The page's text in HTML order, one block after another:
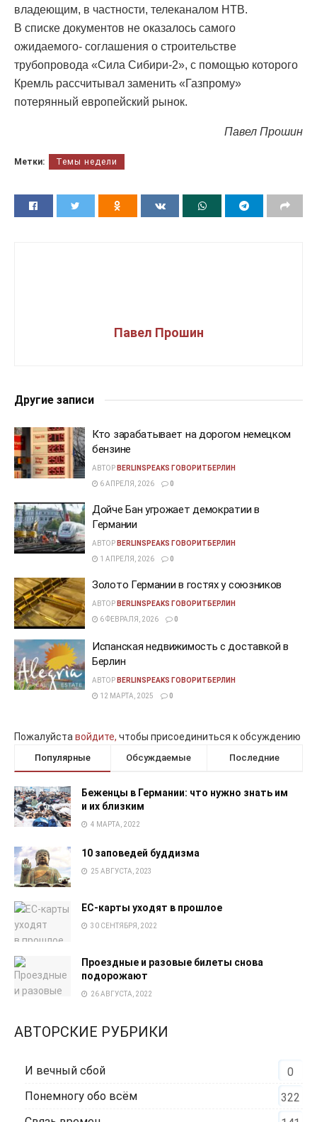
владеющим, в частности, телеканалом НТВ.
В списке документов не оказалось самого
ожидаемого- соглашения о строительстве
трубопровода «Сила Сибири-2», с помощью которого
Кремль рассчитывал заменить «Газпрому»
потерянный европейский рынок.
Павел Прошин
Метки: Темы недели
Павел Прошин
Другие записи
Кто зарабатывает на дорогом немецком
бензине
АВТОР BERLINSPEAKS ГОВОРИТБЕРЛИН
6 АПРЕЛЯ, 2026
0
Дойче Бан угрожает демократии в
Германии
АВТОР BERLINSPEAKS ГОВОРИТБЕРЛИН
1 АПРЕЛЯ, 2026
0
Золото Германии в гостях у союзников
АВТОР BERLINSPEAKS ГОВОРИТБЕРЛИН
6 ФЕВРАЛЯ, 2026
0
Испанская недвижимость с доставкой в
Берлин
АВТОР BERLINSPEAKS ГОВОРИТБЕРЛИН
12 МАРТА, 2025
0
Пожалуйста войдите, чтобы присоединиться к обсуждению
Популярные Обсуждаемые Последние
Беженцы в Германии: что нужно знать им
и их близким
4 МАРТА, 2022
10 заповедей буддизма
25 АВГУСТА, 2023
EC-карты уходят в прошлое
30 СЕНТЯБРЯ, 2022
Проездные и разовые билеты снова
подорожают
26 АВГУСТА, 2022
АВТОРСКИЕ РУБРИКИ
И вечный сбой
0
Понемногу обо всём
322